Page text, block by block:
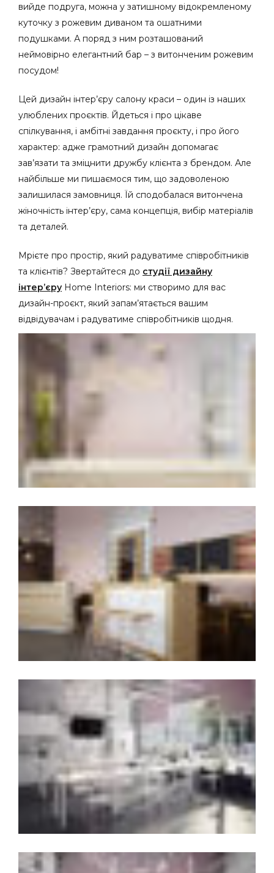
вийде подруга, можна у затишному відокремленому
куточку з рожевим диваном та ошатними
подушками. А поряд з ним розташований
неймовірно елегантний бар – з витонченим рожевим
посудом!
Цей дизайн інтер’єру салону краси – один із наших
улюблених проєктів. Йдеться і про цікаве
спілкування, і амбітні завдання проєкту, і про його
характер: адже грамотний дизайн допомагає
зав’язати та зміцнити дружбу клієнта з брендом. Але
найбільше ми пишаємося тим, що задоволеною
залишилася замовниця. Їй сподобалася витончена
жіночність інтер’єру, сама концепція, вибір матеріалів
та деталей.
Мрієте про простір, який радуватиме співробітників
та клієнтів? Звертайтеся до студії дизайну
інтер’єру Home Interiors: ми створимо для вас
дизайн-проєкт, який запам’ятається вашим
відвідувачам і радуватиме співробітників щодня.